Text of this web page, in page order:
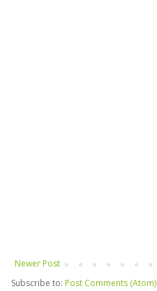
Newer Post
Subscribe to: Post Comments (Atom)